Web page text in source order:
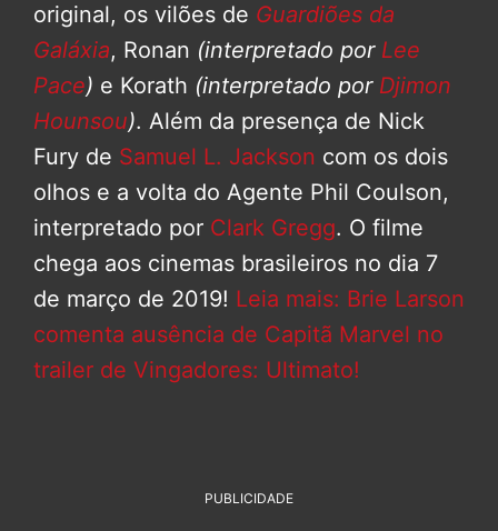
original, os vilões de Guardiões da
Galáxia, Ronan (interpretado por Lee
Pace) e Korath (interpretado por Djimon
Hounsou). Além da presença de Nick
Fury de Samuel L. Jackson com os dois
olhos e a volta do Agente Phil Coulson,
interpretado por Clark Gregg. O filme
chega aos cinemas brasileiros no dia 7
de março de 2019! Leia mais: Brie Larson
comenta ausência de Capitã Marvel no
trailer de Vingadores: Ultimato!
PUBLICIDADE